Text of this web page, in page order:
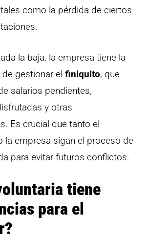
como la pérdida de ciertos
la baja, la empresa tiene la
gestionar el finiquito, que
salarios pendientes,
y otras
Es crucial que tanto el
la empresa sigan el proceso de
para evitar futuros conflictos.
tiene
para el